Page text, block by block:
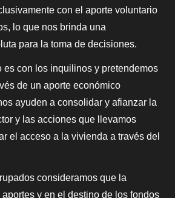
con el aporte voluntario
lo que nos brinda una
para la toma de decisiones.
es con los inquilinos y pretendemos
de un aporte económico
ayuden a consolidar y afianzar la
y las acciones que llevamos
el acceso a la vivienda a través del
consideramos que la
y en el destino de los fondos